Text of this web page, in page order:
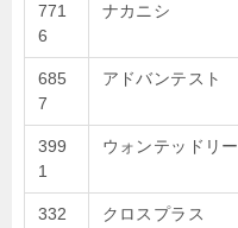
771
6
ナカニシ
685
7
アドバンテスト
399
1
ウォンテッドリー
332
クロスプラス